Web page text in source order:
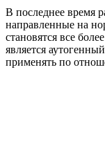
В последнее время
направленные на
становятся все
является
применять по